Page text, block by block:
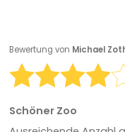
Bewertung von Michael
Schöner Zoo